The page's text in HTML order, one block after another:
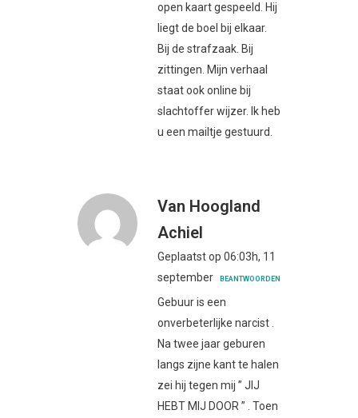
open kaart gespeeld. Hij
liegt de boel bij elkaar.
Bij de strafzaak. Bij
zittingen. Mijn verhaal
staat ook online bij
slachtoffer wijzer. Ik heb
u een mailtje gestuurd.
Van Hoogland
Achiel
Geplaatst op 06:03h, 11
september
BEANTWOORDEN
Gebuur is een
onverbeterlijke narcist .
Na twee jaar geburen
langs zijne kant te halen
zei hij tegen mij ” JIJ
HEBT MIJ DOOR ” . Toen